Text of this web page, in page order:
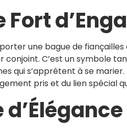
Fort
une bague de
C’est un symbole
qui s’apprêtent à se
pris et du lien spécial